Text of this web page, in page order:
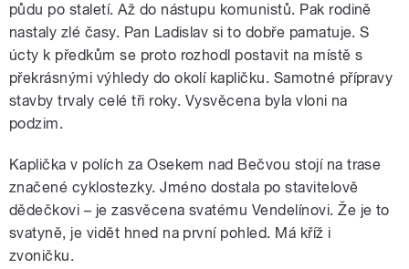
půdu po staletí. Až do nástupu komunistů. Pak rodině
nastaly zlé časy. Pan Ladislav si to dobře pamatuje. S
úcty k předkům se proto rozhodl postavit na místě s
překrásnými výhledy do okolí kapličku. Samotné přípravy
stavby trvaly celé tři roky. Vysvěcena byla vloni na
podzim.
Kaplička v polích za Osekem nad Bečvou stojí na trase
značené cyklostezky. Jméno dostala po stavitelově
dědečkovi – je zasvěcena svatému Vendelínovi. Že je to
svatyně, je vidět hned na první pohled. Má kříž i
zvoničku.